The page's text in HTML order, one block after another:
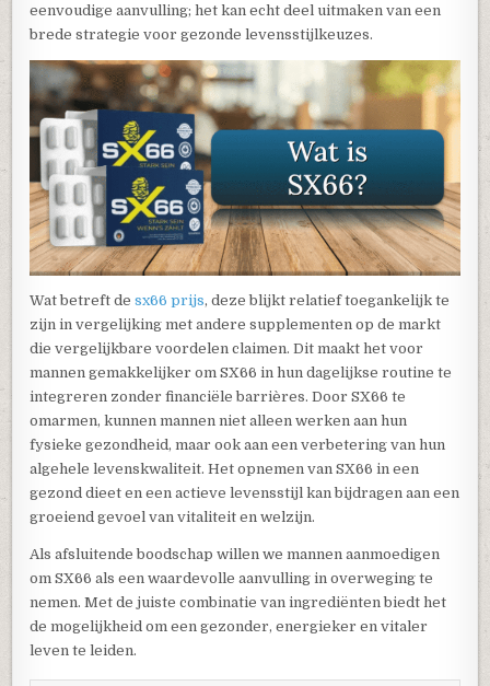
eenvoudige aanvulling; het kan echt deel uitmaken van een
brede strategie voor gezonde levensstijlkeuzes.
Wat betreft desx66 prijs, deze blijkt relatief toegankelijk te
zijn in vergelijking met andere supplementen op de markt
die vergelijkbare voordelen claimen. Dit maakt het voor
mannen gemakkelijker om SX66 in hun dagelijkse routine te
integreren zonder financiële barrières. Door SX66 te
omarmen, kunnen mannen niet alleen werken aan hun
fysieke gezondheid, maar ook aan een verbetering van hun
algehele levenskwaliteit. Het opnemen van SX66 in een
gezond dieet en een actieve levensstijl kan bijdragen aan een
groeiend gevoel van vitaliteit en welzijn.
Als afsluitende boodschap willen we mannen aanmoedigen
om SX66 als een waardevolle aanvulling in overweging te
nemen. Met de juiste combinatie van ingrediënten biedt het
de mogelijkheid om een gezonder, energieker en vitaler
leven te leiden.